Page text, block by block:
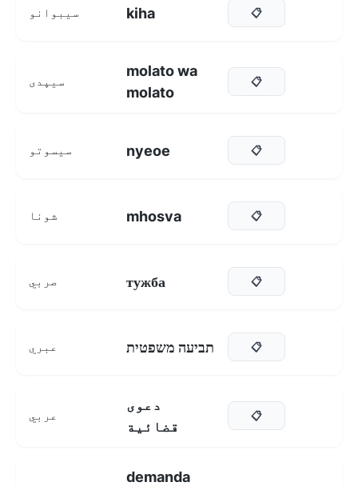
سیبوانو kiha 📋
سیپدی
molato wa
molato
📋
سیسوتو nyeoe 📋
شونا mhosva 📋
صربي тужба 📋
عبري תביעה משפטית 📋
عربي
دعوى
قضائية
📋
demanda